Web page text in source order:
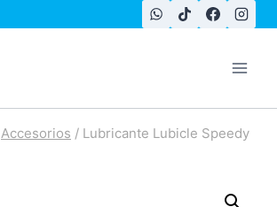
Accesorios / Lubricante Lubicle Speedy